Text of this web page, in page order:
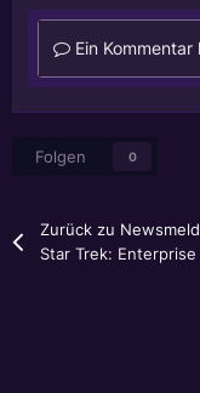
Ein
Folgen 0
Zurück zu
Star Trek: Enterprise